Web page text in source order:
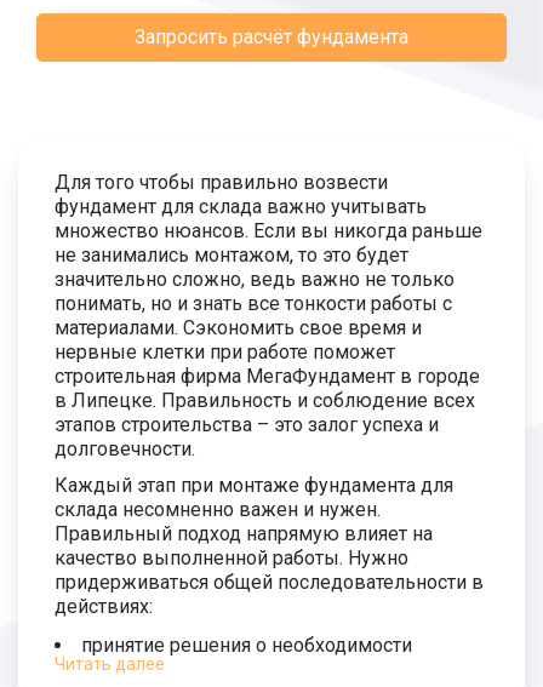
Длина сваи 4500 мм.
1 900 руб.
3 400
Монтаж сваи 5000 мм.
1 600 руб.
Длина сваи 5500 мм.
2 200 руб.
Монтаж сваи 5500 мм.
1 700 руб.
Длина сваи 6000 мм.
2 300 руб.
4 200
Монтаж сваи 6000 мм.
Запросить расчёт фундамента
Читать далее
Для того чтобы правильно возвести
фундамент для склада важно учитывать
множество нюансов. Если вы никогда раньше
не занимались монтажом, то это будет
значительно сложно, ведь важно не только
понимать, но и знать все тонкости работы с
материалами. Сэкономить свое время и
нервные клетки при работе поможет
строительная фирма МегаФундамент в городе
в Липецке. Правильность и соблюдение всех
этапов строительства – это залог успеха и
долговечности.
Каждый этап при монтаже фундамента для
склада несомненно важен и нужен.
Правильный подход напрямую влияет на
качество выполненной работы. Нужно
придерживаться общей последовательности в
действиях:
принятие решения о необходимости
каркаса;